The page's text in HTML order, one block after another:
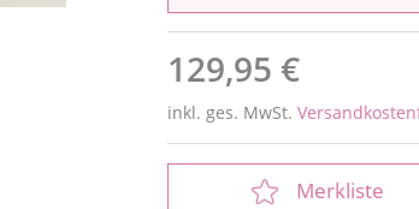
129,95 €
inkl. ges. MwSt.
Merkliste